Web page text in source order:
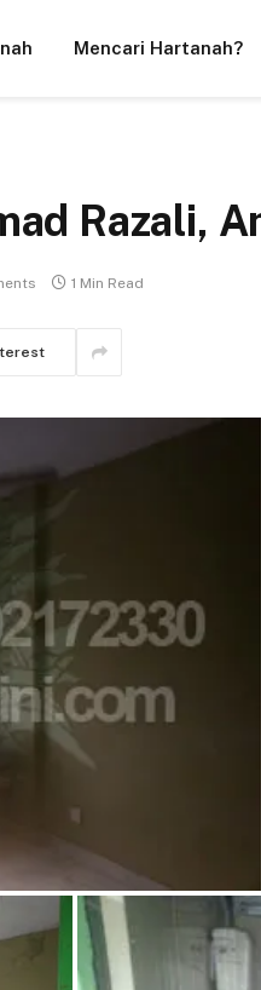
Mencari Hartanah?
Razali,
1 Min Read